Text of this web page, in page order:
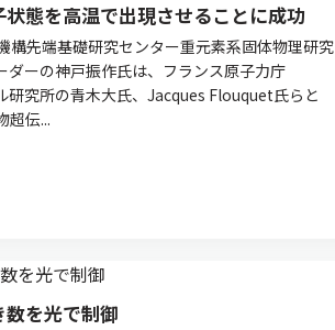
態を高温で出現させることに成功
構先端基礎研究センター重元素系固体物理研究
ダーの神戸振作氏は、フランス原子力庁
研究所の青木大氏、Jacques Flouquet氏らと
超伝...
を光で制御